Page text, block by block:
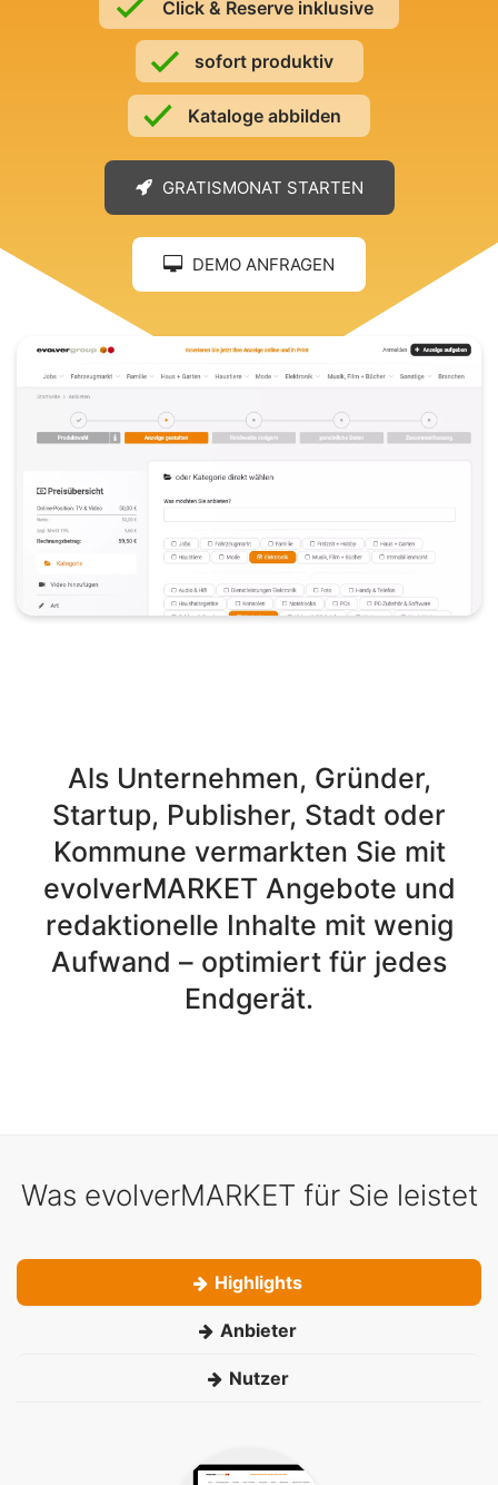
Click & Reserve inklusive
sofort produktiv
Kataloge abbilden
GRATISMONAT STARTEN
DEMO ANFRAGEN
Als Unternehmen, Gründer,
Startup, Publisher, Stadt oder
Kommune vermarkten Sie mit
evolverMARKET Angebote und
redaktionelle Inhalte mit wenig
Aufwand – optimiert für jedes
Endgerät.
Was evolverMARKET für Sie leistet
Highlights
Anbieter
Nutzer